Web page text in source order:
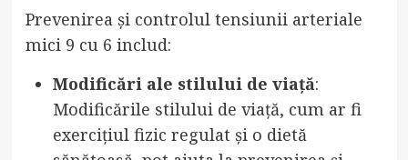
Prevenirea și controlul tensiunii arteriale
mici 9 cu 6 includ:
Modificări ale stilului de viață:
Modificările stilului de viață, cum ar fi
exercițiul fizic regulat și o dietă